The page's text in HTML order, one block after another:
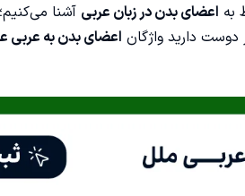
به اعضای بدن در زبان عربی آشنا
دوست دارید واژگان اعضای بدن به عربی